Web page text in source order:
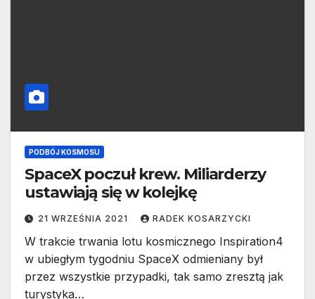
PODBÓJ KOSMOSU
SpaceX poczuł krew. Miliarderzy
ustawiają się w kolejkę
21 WRZEŚNIA 2021 RADEK KOSARZYCKI
W trakcie trwania lotu kosmicznego Inspiration4
w ubiegłym tygodniu SpaceX odmieniany był
przez wszystkie przypadki, tak samo zresztą jak
turystyka…